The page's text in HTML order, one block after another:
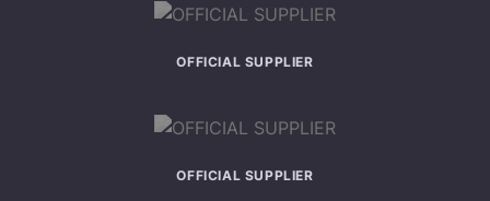
OFFICIAL SUPPLIER
OFFICIAL SUPPLIER